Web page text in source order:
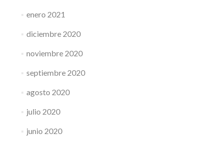
enero 2021
diciembre 2020
noviembre 2020
septiembre 2020
agosto 2020
julio 2020
junio 2020